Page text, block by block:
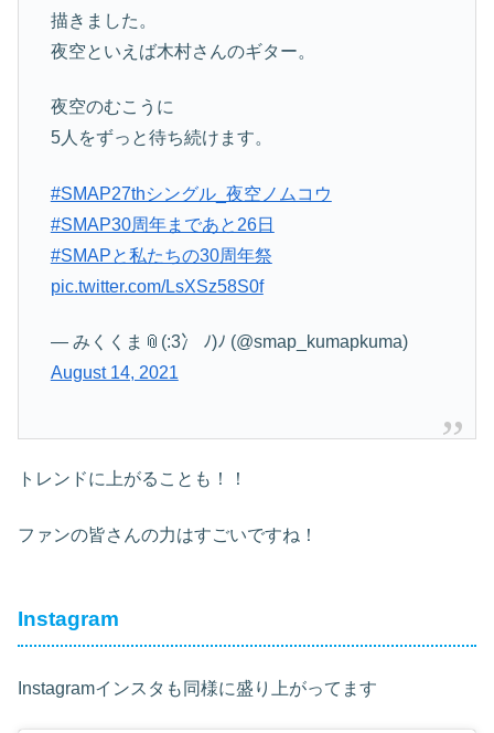
描きました。
夜空といえば木村さんのギター。
夜空のむこうに
5人をずっと待ち続けます。
#SMAP27thシングル_夜空ノムコウ
#SMAP30周年まであと26日
#SMAPと私たちの30周年祭
pic.twitter.com/LsXSz58S0f
— みくくま📎(:3冫 ﾉ)ﾉ (@smap_kumapkuma)
August 14, 2021
トレンドに上がることも！！
ファンの皆さんの力はすごいですね！
Instagram
Instagramインスタも同様に盛り上がってます